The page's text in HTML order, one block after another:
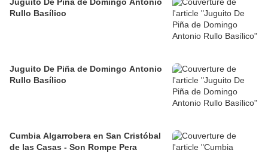
Rullo Basílico
Juguito De Piña de Domingo Antonio
Rullo Basílico
Cumbia Algarrobera en San Cristóbal
de las Casas - Son Rompe Pera